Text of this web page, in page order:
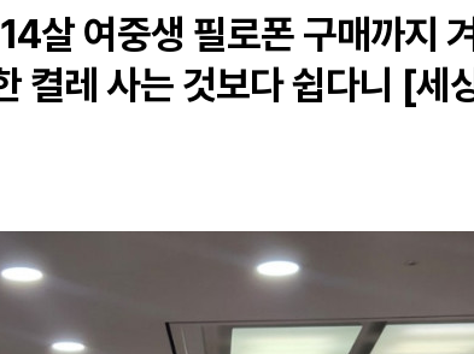
살 여중생 필로폰 구매까지
켤레 사는 것보다 쉽다니 [세